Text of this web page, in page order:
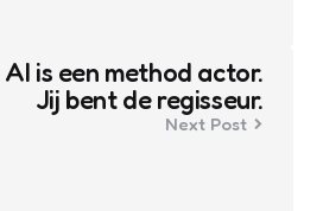
AI is een method actor.
Jij bent de regisseur.
Next Post